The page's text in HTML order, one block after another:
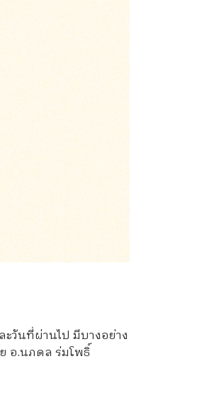
วันที่ผ่านไป มีบางอย่าง
อ.นภดล ร่มโพธิ์